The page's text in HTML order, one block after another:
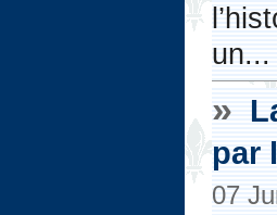
un...
»
par
07